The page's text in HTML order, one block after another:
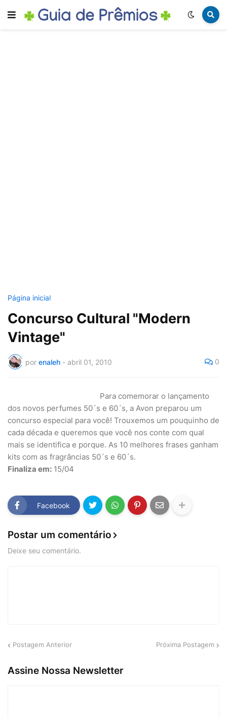
Página inicial
Concurso Cultural "Modern
Vintage"
por enaleh - abril 01, 2010 0
Para comemorar o lançamento
dos novos perfumes 50´s e 60´s, a Avon preparou um
concurso especial para você! Trouxemos um pouquinho de
cada década e queremos que você nos conte com qual
mais se identifica e porque. As 10 melhores frases ganham
kits com as fragrâncias 50´s e 60´s.
Finaliza em: 15/04
Facebook
Postar um comentário
Deixe seu comentário.
Postagem Anterior Próxima Postagem
Assine Nossa Newsletter